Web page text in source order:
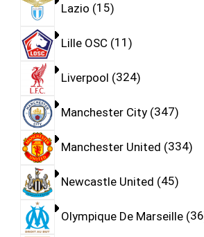
Lazio 15
Lille OSC 11
Liverpool 324
Manchester City 347
Manchester United 334
Newcastle United 45
Olympique De Marseille 36